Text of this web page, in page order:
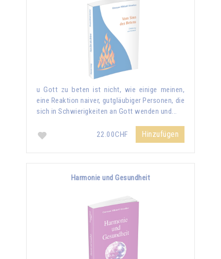
u Gott zu beten ist nicht, wie einige meinen,
eine Reaktion naiver, gutgläubiger Personen, die
sich in Schwierigkeiten an Gott wenden und...
22.00CHF Hinzufügen
Harmonie und Gesundheit